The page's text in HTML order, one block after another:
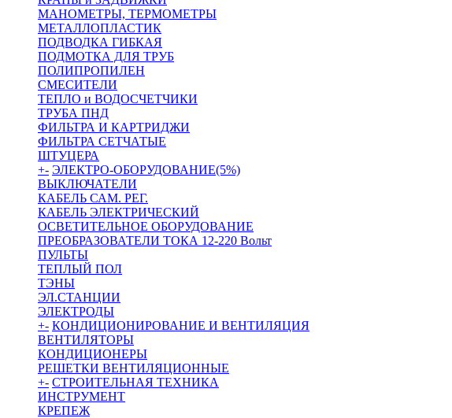
МАНОМЕТРЫ, ТЕРМОМЕТРЫ
МЕТАЛЛОПЛАСТИК
ПОДВОДКА ГИБКАЯ
ПОДМОТКА ДЛЯ ТРУБ
ПОЛИПРОПИЛЕН
СМЕСИТЕЛИ
ТЕПЛО и ВОДОСЧЕТЧИКИ
ТРУБА ПНД
ФИЛЬТРА И КАРТРИДЖИ
ФИЛЬТРА СЕТЧАТЫЕ
ШТУЦЕРА
+- ЭЛЕКТРО-ОБОРУДОВАНИЕ(5%)
ВЫКЛЮЧАТЕЛИ
КАБЕЛЬ САМ. РЕГ.
КАБЕЛЬ ЭЛЕКТРИЧЕСКИЙ
ОСВЕТИТЕЛЬНОЕ ОБОРУДОВАНИЕ
ПРЕОБРАЗОВАТЕЛИ ТОКА 12-220 Вольт
ПУЛЬТЫ
ТЕПЛЫЙ ПОЛ
ТЭНЫ
ЭЛ.СТАНЦИИ
ЭЛЕКТРОДЫ
+- КОНДИЦИОНИРОВАНИЕ И ВЕНТИЛЯЦИЯ
ВЕНТИЛЯТОРЫ
КОНДИЦИОНЕРЫ
РЕШЕТКИ ВЕНТИЛЯЦИОННЫЕ
+- СТРОИТЕЛЬНАЯ ТЕХНИКА
ИНСТРУМЕНТ
КРЕПЕЖ